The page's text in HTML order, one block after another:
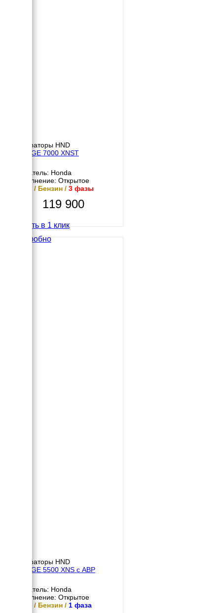
Генераторы HND
HND GE 7000 XNST
Двигатель: Honda
Исполнение: Открытое
6 кВт / Бензин / 3 фазы
119 900
Купить в 1 клик
Подробно
Генераторы HND
HND GE 5500 XNS с АВР
Двигатель: Honda
Исполнение: Открытое
5 кВт / Бензин / 1 фаза